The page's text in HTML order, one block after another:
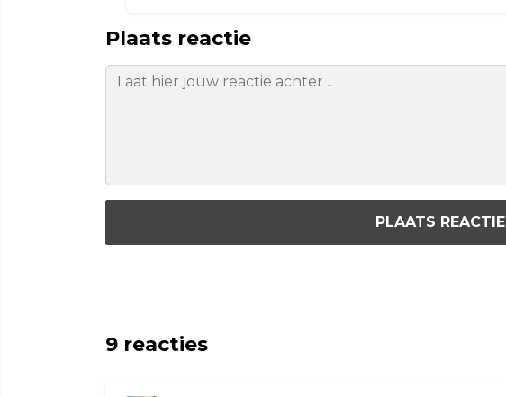
Plaats reactie
PLAATS REACTIE
9 reacties